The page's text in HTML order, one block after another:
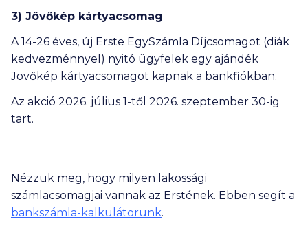
3) Jövőkép kártyacsomag
A 14-26 éves, új Erste EgySzámla Díjcsomagot (diák
kedvezménnyel) nyitó ügyfelek egy ajándék
Jövőkép kártyacsomagot kapnak a bankfiókban.
Az akció 2026. július 1-től 2026. szeptember 30-ig
tart.
Nézzük meg, hogy milyen lakossági
számlacsomagjai vannak az Erstének. Ebben segít a
bankszámla-kalkulátorunk.